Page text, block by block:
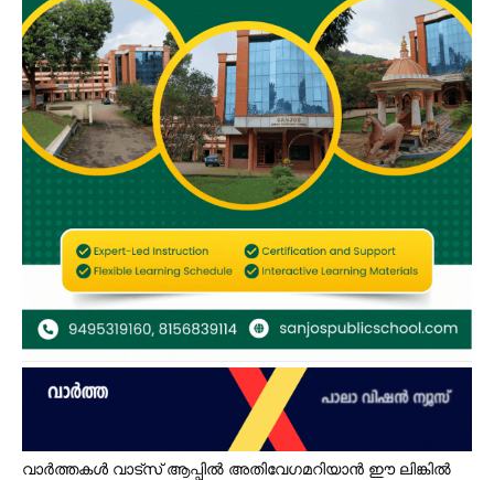
വാർത്തകൾ വാട്സ് ആപ്പിൽ അതിവേഗമറിയാൻ ഈ ലിങ്കിൽ